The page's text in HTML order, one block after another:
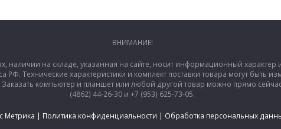
ВНИМАНИЕ!
наличии на складе, указанная на сайте, носит информационный
Технические характеристики и комплект поставки товара могут быть
компьютер и планшет или любой другой товар можно прямо
(4862) 44-26-30 и +7 (953) 625-73-05.
Метрика | Политика конфиденциальности | Обработка персональных